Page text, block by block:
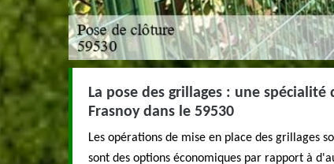
La pose des grillages : une spécialité
Frasnoy dans le 59530
Les opérations de mise en place des grillages
sont des options économiques par rapport à